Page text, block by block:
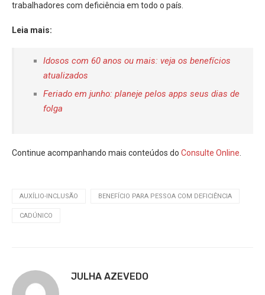
trabalhadores com deficiência em todo o país.
Leia mais:
Idosos com 60 anos ou mais: veja os benefícios
atualizados
Feriado em junho: planeje pelos apps seus dias de
folga
Continue acompanhando mais conteúdos do Consulte Online
AUXÍLIO-INCLUSÃO BENEFÍCIO PARA PESSOA COM DEFICIÊNCIA
CADÚNICO
JULHA AZEVEDO